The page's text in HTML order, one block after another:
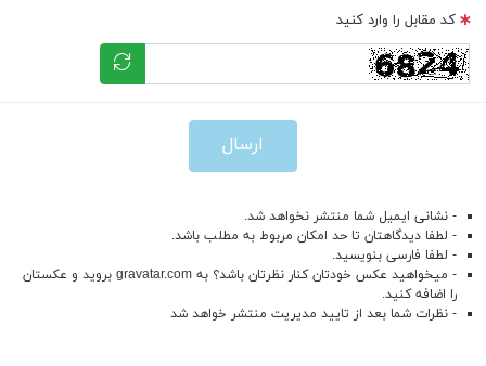
کد مقابل را وارد کنید
ارسال
- نشانی ایمیل شما منتشر نخواهد شد.
- لطفا دیدگاهتان تا حد امکان مربوط به مطلب باشد.
- لطفا فارسی بنویسید.
- میخواهید عکس خودتان کنار نظرتان باشد؟ به gravatar.com بروید و عکستان
را اضافه کنید.
- نظرات شما بعد از تایید مدیریت منتشر خواهد شد